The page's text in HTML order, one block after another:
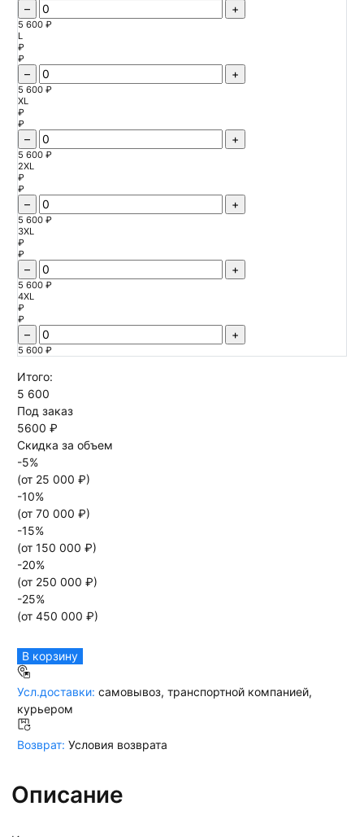
– +
5 600 ₽
L
₽
₽
– +
5 600 ₽
XL
₽
₽
– +
5 600 ₽
2XL
₽
₽
– +
5 600 ₽
3XL
₽
₽
– +
5 600 ₽
4XL
₽
₽
– +
5 600 ₽
Итого:
5 600
Под заказ
5600 ₽
Скидка за объем
-5%
(от 25 000 ₽)
-10%
(от 70 000 ₽)
-15%
(от 150 000 ₽)
-20%
(от 250 000 ₽)
-25%
(от 450 000 ₽)
В корзину
Усл.доставки: самовывоз, транспортной компанией,
курьером
Возврат: Условия возврата
Описание